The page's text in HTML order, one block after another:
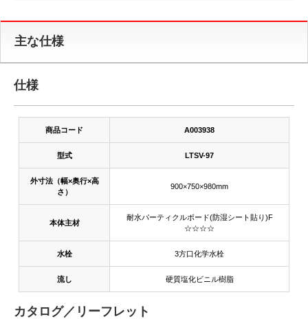
主な仕様
仕様
商品コード A003938
型式 LTSV-97
外寸法（幅×奥行×高
さ）
900×750×980mm
本体主材
耐水パーティクルボード(防湿シート貼り)F
☆☆☆☆
水栓 3方口化学水栓
流し 硬質塩化ビニル樹脂
カタログ／リーフレット